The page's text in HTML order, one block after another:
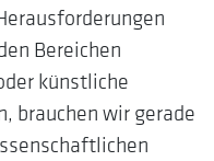
Bereichen
künstliche
brauchen wir gerade